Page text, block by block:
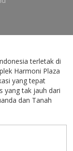
terletak di
Harmoni Plaza
yang tepat
yang tak jauh dari
dan Tanah